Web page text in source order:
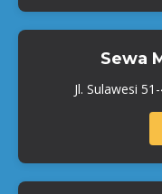
Sewa
Jl. Sulawesi